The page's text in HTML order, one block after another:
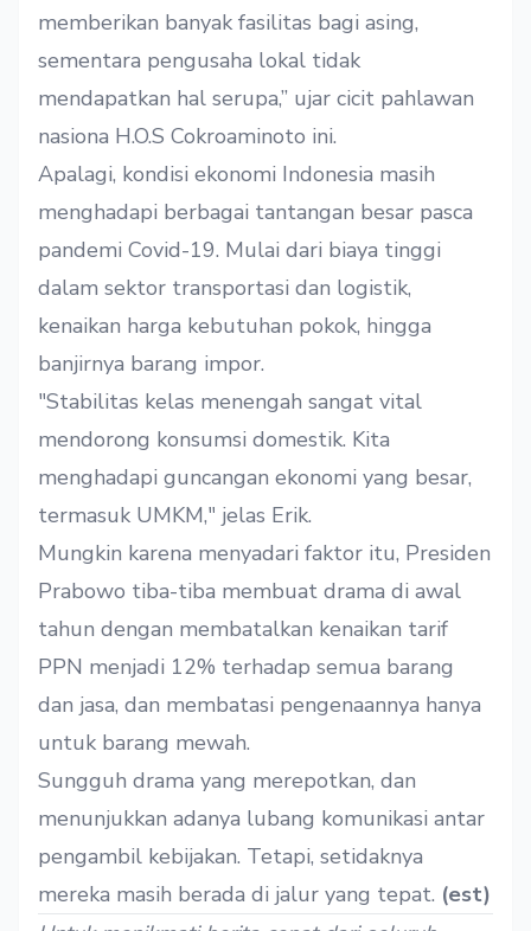
memberikan banyak fasilitas bagi asing,
sementara pengusaha lokal tidak
mendapatkan hal serupa,” ujar cicit pahlawan
nasiona H.O.S Cokroaminoto ini.
Apalagi, kondisi ekonomi Indonesia masih
menghadapi berbagai tantangan besar pasca
pandemi Covid-19. Mulai dari biaya tinggi
dalam sektor transportasi dan logistik,
kenaikan harga kebutuhan pokok, hingga
banjirnya barang impor.
"Stabilitas kelas menengah sangat vital
mendorong konsumsi domestik. Kita
menghadapi guncangan ekonomi yang besar,
termasuk UMKM," jelas Erik.
Mungkin karena menyadari faktor itu, Presiden
Prabowo tiba-tiba membuat drama di awal
tahun dengan membatalkan kenaikan tarif
PPN menjadi 12% terhadap semua barang
dan jasa, dan membatasi pengenaannya hanya
untuk barang mewah.
Sungguh drama yang merepotkan, dan
menunjukkan adanya lubang komunikasi antar
pengambil kebijakan. Tetapi, setidaknya
mereka masih berada di jalur yang tepat. (est)